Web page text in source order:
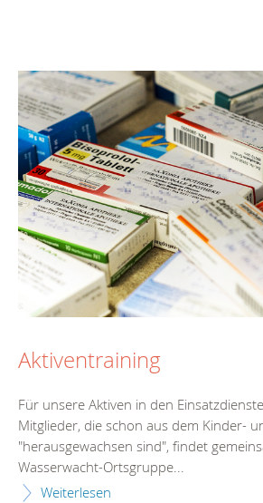
Aktiventraining
Für unsere Aktiven in den
Mitglieder, die schon aus dem Kinder-
"herausgewachsen sind", findet
Wasserwacht-Ortsgruppe...
Weiterlesen